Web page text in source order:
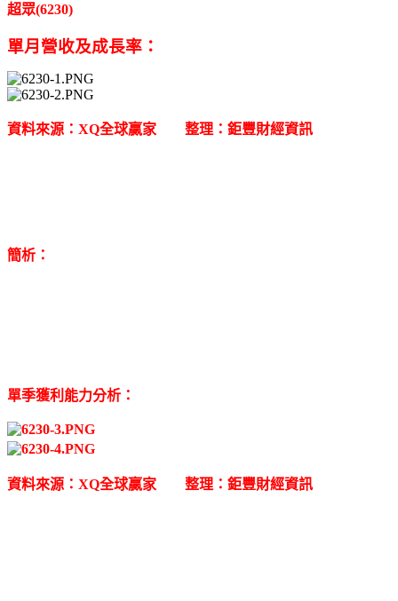
超眾(6230)
單月營收及成長率：
資料來源：XQ全球贏家 整理：鉅豐財經資訊
簡析：
單季獲利能力分析：
資料來源：XQ全球贏家 整理：鉅豐財經資訊